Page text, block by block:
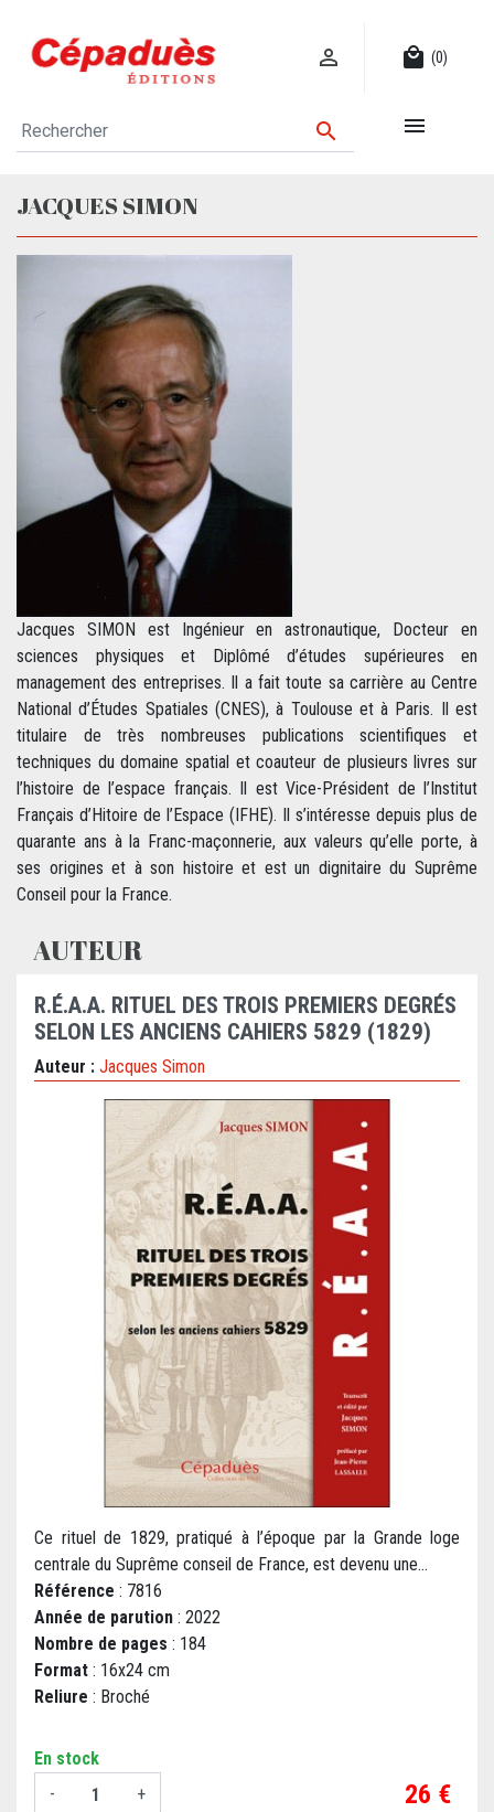
 local_mall (0)
 
JACQUES SIMON
Jacques SIMON est Ingénieur en astronautique, Docteur en
sciences physiques et Diplômé d’études supérieures en
management des entreprises. Il a fait toute sa carrière au Centre
National d’Études Spatiales (CNES), à Toulouse et à Paris. Il est
titulaire de très nombreuses publications scientifiques et
techniques du domaine spatial et coauteur de plusieurs livres sur
l’histoire de l’espace français. Il est Vice-Président de l’Institut
Français d’Hitoire de l’Espace (IFHE). Il s’intéresse depuis plus de
quarante ans à la Franc-maçonnerie, aux valeurs qu’elle porte, à
ses origines et à son histoire et est un dignitaire du Suprême
Conseil pour la France.
AUTEUR
R.É.A.A. RITUEL DES TROIS PREMIERS DEGRÉS
SELON LES ANCIENS CAHIERS 5829 (1829)
Auteur : Jacques Simon
Ce rituel de 1829, pratiqué à l’époque par la Grande loge
centrale du Suprême conseil de France, est devenu une...
Référence : 7816
Année de parution : 2022
Nombre de pages : 184
Format : 16x24 cm
Reliure : Broché
En stock
-
+ Prix
26 €